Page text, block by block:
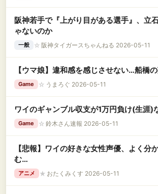
阪神若手で『上がり目がある選手』、立
ゃないのか
一般 ☆ 阪神タイガースちゃんねる 2026-05-11
【ウマ娘】違和感を感じさせない…船橋
Game ☆ うまろぐ 2026-05-11
ワイのギャンブル収支が1万円負け(生涯)
Game ☆ 鈴木さん速報 2026-05-11
【悲報】ワイの好きな女性声優、よく分
む…
アニメ ★ おたくみくす 2026-05-11